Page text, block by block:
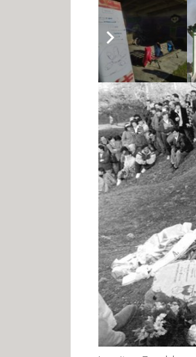
Ikusi ere Itsaso